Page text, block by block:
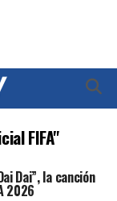
FIFA"
Dai”, la canción
2026